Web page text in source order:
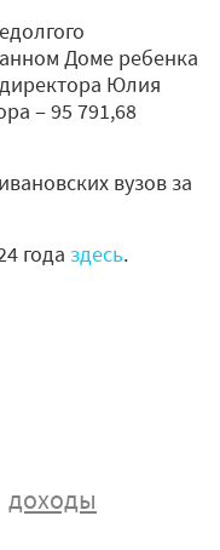
Доме ребенка
Юлия
‒ 95 791,68
вузов за
года здесь.
доходы